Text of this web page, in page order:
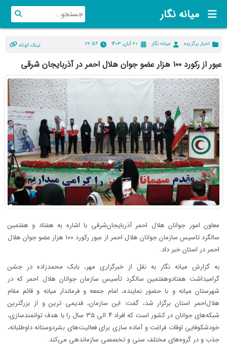
میانه نگار
اخبار برگزیده میانه نگار ۲۰ آبان, ۱۴۰۳ ۲۲:۵۶ لینک کوتاه
عبور از رکورد ۱۰۰ هزار عضو جوان هلال احمر در آذربایجان شرقی
معاون امور جوانان هلال احمر آذربایجان‌شرقی با اشاره به هفتاد و هفتمین
سالگرد تاسیس سازمان جوانان هلال احمر از عبور رکورد ۱۰۰ هزار عضو جوان هلال
احمر در استان خبر داد.
به گزارش میانه نگار به نقل از خبرگزاری مهر، بابک محمدزاده در جشن
گرامیداشت هفتادوهفتمین سالگرد تأسیس سازمان جوانان هلال احمر که در
شهرستان میانه و با حضور نماینده، امام جمعه و فرماندار میانه و قائم مقام
هلال‌احمر استان برگزار شد، گفت: این سازمان، قدیمی ترین و از بزرگترین
شبکه‌های جوانان در کشور است که افراد ۴ الی ۳۵ سال را با هدف توانمندسازی،
خودشکوفایی اوقات فراغت و آماده سازی برای فعالیت‌های بشردوستانه داوطلبانه،
جذب و در گروه‌های مختلف سنی و تخصصی سازماندهی می‌کند.